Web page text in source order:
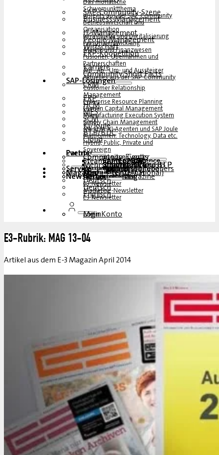
Wenn der Wirtschaftsprüfer zweimal kommt
Mit dem Solution Manager 7.1 hat SAP etliche Innovationen
anderem auch im Change-Management-Prozess. Die neue
Beitrag lesen
Was lange währt, wird endlich gut
1. April 2013
SAP Business ByDesign hatte einen wirklich schweren Start.
Werbeaufwand positioniert – soweit ich mich erinnere, gab es
Beitrag lesen